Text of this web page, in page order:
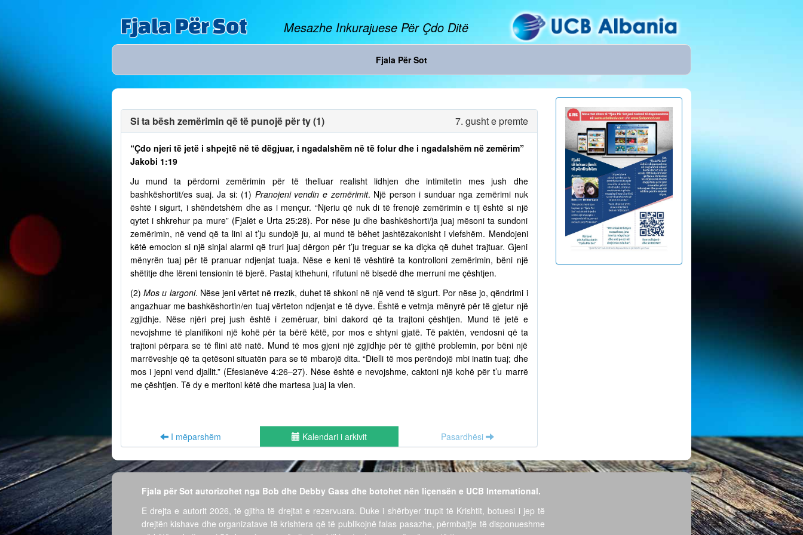
Fjala Për Sot Mesazhe Inkurajuese Për Çdo Ditë
Fjala Për Sot
Si ta bësh zemërimin që të punojë për ty (1) 7. gusht e premte
“Çdo njeri të jetë i shpejtë në të dëgjuar, i ngadalshëm në të folur dhe i ngadalshëm në zemërim”
Jakobi 1:19
Ju mund ta përdorni zemërimin për të thelluar realisht lidhjen dhe intimitetin mes jush dhe
bashkëshortit/es suaj. Ja si: (1) Pranojeni vendin e zemërimit. Një person i sunduar nga zemërimi nuk
është i sigurt, i shëndetshëm dhe as i mençur. “Njeriu që nuk di të frenojë zemërimin e tij është si një
qytet i shkrehur pa mure” (Fjalët e Urta 25:28). Por nëse ju dhe bashkëshorti/ja juaj mësoni ta sundoni
zemërimin, në vend që ta lini ai t’ju sundojë ju, ai mund të bëhet jashtëzakonisht i vlefshëm. Mendojeni
këtë emocion si një sinjal alarmi që truri juaj dërgon për t’ju treguar se ka diçka që duhet trajtuar. Gjeni
mënyrën tuaj për të pranuar ndjenjat tuaja. Nëse e keni të vështirë ta kontrolloni zemërimin, bëni një
shëtitje dhe lëreni tensionin të bjerë. Pastaj kthehuni, rifutuni në bisedë dhe merruni me çështjen.
(2)Mos u largoni. Nëse jeni vërtet në rrezik, duhet të shkoni në një vend të sigurt. Por nëse jo, qëndrimi i
angazhuar me bashkëshortin/en tuaj vërteton ndjenjat e të dyve. Është e vetmja mënyrë për të gjetur një
zgjidhje. Nëse njëri prej jush është i zemëruar, bini dakord që ta trajtoni çështjen. Mund të jetë e
nevojshme të planifikoni një kohë për ta bërë këtë, por mos e shtyni gjatë. Të paktën, vendosni që ta
trajtoni përpara se të flini atë natë. Mund të mos gjeni një zgjidhje për të gjithë problemin, por bëni një
marrëveshje që ta qetësoni situatën para se të mbarojë dita. “Dielli të mos perëndojë mbi inatin tuaj; dhe
mos i jepni vend djallit.” (Efesianëve 4:26–27). Nëse është e nevojshme, caktoni një kohë për t’u marrë
me çështjen. Të dy e meritoni këtë dhe martesa juaj ia vlen.
I mëparshëm Kalendari i arkivit Pasardhësi
Fjala për Sot autorizohet nga Bob dhe Debby Gass dhe botohet nën liçensën e UCB International.
E drejta e autorit 2026, të gjitha të drejtat e rezervuara. Duke i shërbyer trupit të Krishtit, botuesi i jep të
drejtën kishave dhe organizatave të krishtera që të publikojnë falas pasazhe, përmbajtje të disponueshme